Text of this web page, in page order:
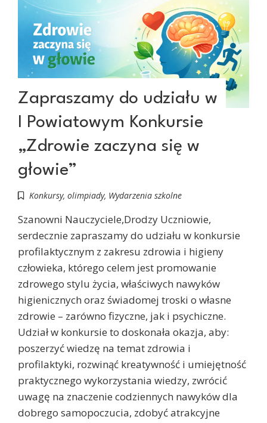
Zapraszamy do udziału w
I Powiatowym Konkursie
„Zdrowie zaczyna się w
głowie”
Konkursy, olimpiady, Wydarzenia szkolne
Szanowni Nauczyciele,Drodzy Uczniowie,
serdecznie zapraszamy do udziału w konkursie
profilaktycznym z zakresu zdrowia i higieny
człowieka, którego celem jest promowanie
zdrowego stylu życia, właściwych nawyków
higienicznych oraz świadomej troski o własne
zdrowie – zarówno fizyczne, jak i psychiczne.
Udział w konkursie to doskonała okazja, aby:
poszerzyć wiedzę na temat zdrowia i
profilaktyki, rozwinąć kreatywność i umiejętność
praktycznego wykorzystania wiedzy, zwrócić
uwagę na znaczenie codziennych nawyków dla
dobrego samopoczucia, zdobyć atrakcyjne